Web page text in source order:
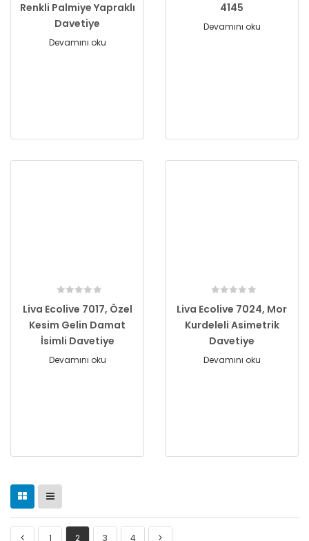
Renkli Palmiye Yapraklı
Davetiye
Devamını oku
4145
Devamını oku
Liva Ecolive 7017, Özel
Kesim Gelin Damat
İsimli Davetiye
Devamını oku
Liva Ecolive 7024, Mor
Kurdeleli Asimetrik
Davetiye
Devamını oku
1 2 3 4